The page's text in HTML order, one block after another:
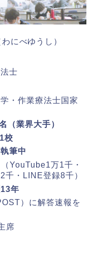
にべゆうし）
士
・作業療法士国家
（業界大手）
校
執筆中
（YouTube1万1千・
千・LINE登録8千）
年
）に解答速報を
席